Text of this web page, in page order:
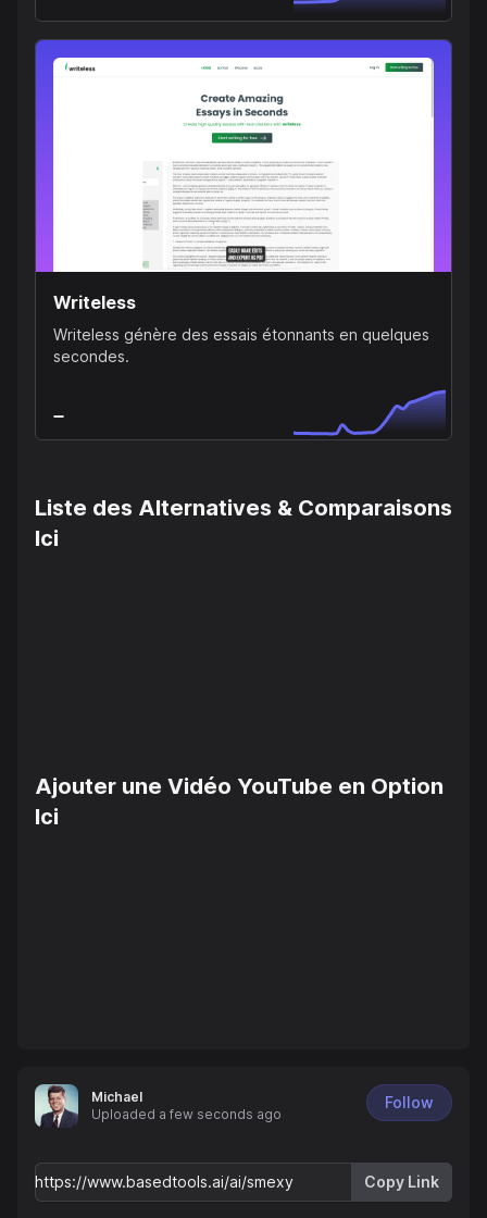
Writeless
Writeless génère des essais étonnants en quelques
secondes.
Liste des Alternatives & Comparaisons
Ici
Ajouter une Vidéo YouTube en Option
Ici
Michael
Uploaded a few seconds ago
Follow
Copy Link